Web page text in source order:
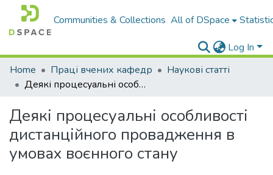
Communities & Collections All of DSpace
Log In
Home
Праці вчених кафедр
Наукові статті
Деякі процесуальні особливості дистанційного провадження в умовах воєнного стану
Деякі процесуальні особливості
дистанційного провадження в
умовах воєнного стану